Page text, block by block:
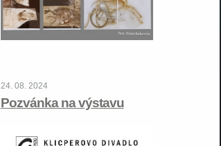
24. 08. 2024
Pozvánka na výstavu